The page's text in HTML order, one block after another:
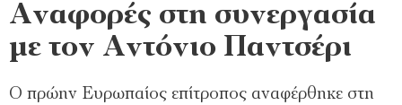
Αναφορές στη συνεργασία
με τον Αντόνιο Παντσέρι
Ο πρώην Ευρωπαίος επίτροπος αναφέρθηκε στη